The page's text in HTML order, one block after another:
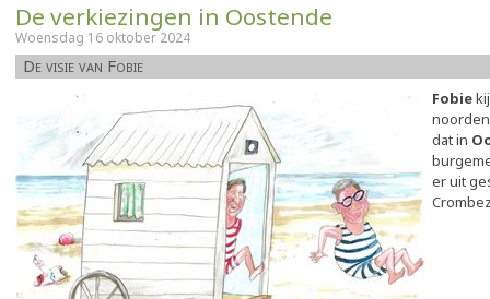
De verkiezingen in Oostende
Woensdag 16 oktober 2024
De visie van Fobie
Fobie
dat in
er uit